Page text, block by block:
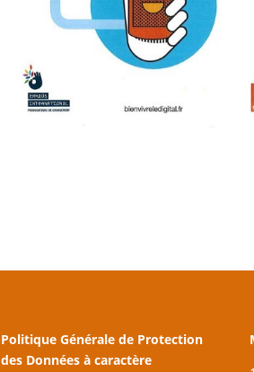
Politique Générale de Protection
des Données à caractère